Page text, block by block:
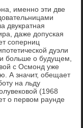
именно эти две
двукратная
даже допуская
соперниц
дуэли
больше о будущем,
с Осмонд уже
А значит, обещает
на льду
(1968
о первом раунде